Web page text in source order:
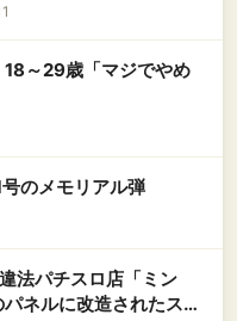
～29歳「マジでやめ
のメモリアル弾
法パチスロ店「ミン
ネルに改造されたスー